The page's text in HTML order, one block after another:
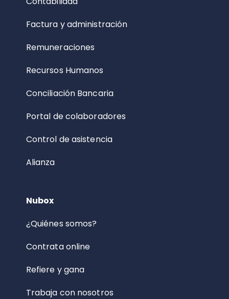
Factura y administración
Remuneraciones
Recursos Humanos
Conciliación Bancaria
Portal de colaboradores
Control de asistencia
Alianza
Nubox
¿Quiénes somos?
Contrata online
Refiere y gana
Trabaja con nosotros